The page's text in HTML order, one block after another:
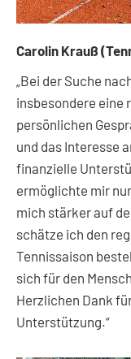
Carolin Krauß
„Bei der Suche
insbesondere eine
persönlichen
und das Interesse
finanzielle
ermöglichte mir
mich stärker auf
schätze ich den
Tennissaison
sich für den
Herzlichen Dank
Unterstützung.“